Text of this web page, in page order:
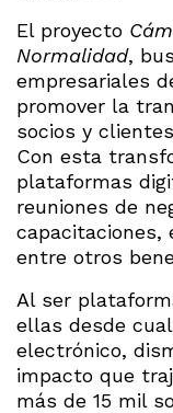
El proyecto
Normalidad,
empresariales
promover la
socios y
Con esta
plataformas
reuniones de
entre otros
Al ser
ellas desde
electrónico,
impacto que
más de 15 mil